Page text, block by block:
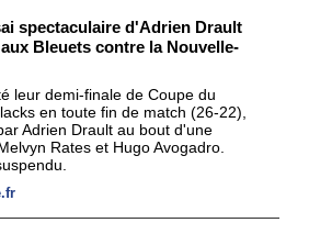
spectaculaire d'Adrien Drault
Bleuets contre la Nouvelle-
leur demi-finale de Coupe du
en toute fin de match (26-22),
Adrien Drault au bout d'une
Rates et Hugo Avogadro.